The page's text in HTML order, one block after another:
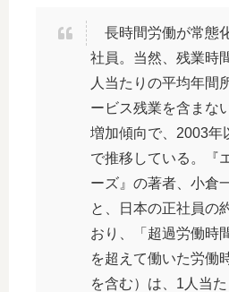
長時間労働が常態
社員。当然、残業時
人当たりの平均年間
ービス残業を含まな
増加傾向で、2003年
で推移している。『
ーズ』の著者、小倉
と、日本の正社員の
おり、「超過労働時
を超えて働いた労働
を含む）は、1人当